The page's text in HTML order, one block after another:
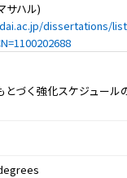
サハル)
dissertations/
とづく強化スケジュール